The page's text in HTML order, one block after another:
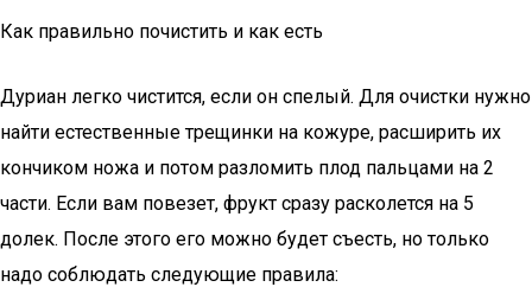
Как правильно почистить и как есть
Дуриан легко чистится, если он спелый. Для очистки нужно
найти естественные трещинки на кожуре, расширить их
кончиком ножа и потом разломить плод пальцами на 2
части. Если вам повезет, фрукт сразу расколется на 5
долек. После этого его можно будет съесть, но только
надо соблюдать следующие правила: